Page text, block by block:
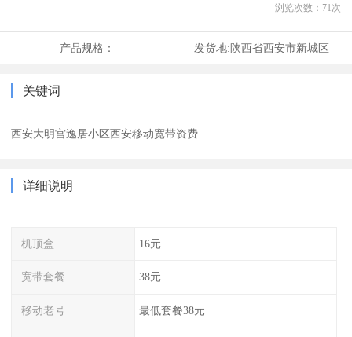
浏览次数： 71 次
产品规格： 发货地:陕西省西安市新城区
关键词
西安大明宫逸居小区西安移动宽带资费
详细说明
机顶盒 16元
宽带套餐 38元
移动老号 最低套餐38元